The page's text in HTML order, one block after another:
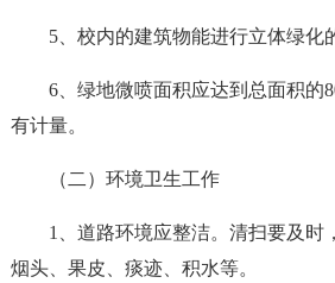
5、校内的建筑物能进行立体绿化
6、绿地微喷面积应达到总面积的
有计量。
（二）环境卫生工作
1、道路环境应整洁。清扫要及时
烟头、果皮、痰迹、积水等。